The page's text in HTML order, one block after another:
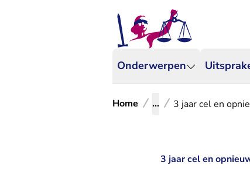
Onderwerpen
Home ... 3 jaar cel en
3 jaar cel en